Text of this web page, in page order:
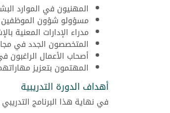
المهنيون في الموارد
مسؤولو شؤون
مدراء الإدارات المعنية
المتخصصون الجدد في
أصحاب الأعمال الراغبون
المهتمون بتعزيز
أهداف الدورة التدريبية
في نهاية هذا البرنامج